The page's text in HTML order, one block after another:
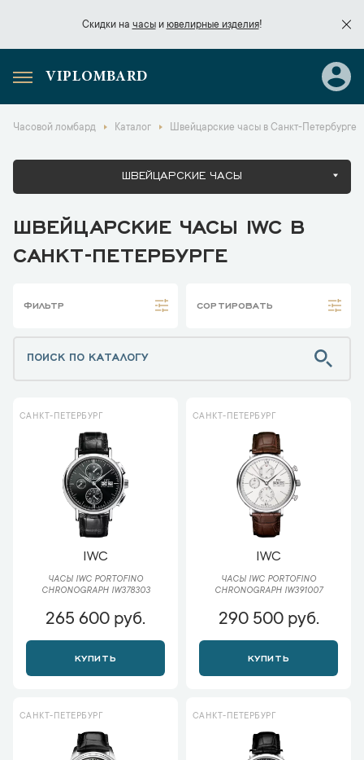
Скидки на часыи ювелирные изделия!
Скидки начасы
VIPLOMBARD
Часовой ломбард Каталог Швейцарские часы в Санкт-Петербурге
ШВЕЙЦАРСКИЕ ЧАСЫ
ШВЕЙЦАРСКИЕ ЧАСЫ IWC В
САНКТ-ПЕТЕРБУРГЕ
ФИЛЬТР СОРТИРОВАТЬ
САНКТ-ПЕТЕРБУРГ
IWC
ЧАСЫ IWC PORTOFINO
CHRONOGRAPH IW378303
265 600 руб.
КУПИТЬ
САНКТ-ПЕТЕРБУРГ
IWC
ЧАСЫ IWC PORTOFINO
CHRONOGRAPH IW391007
290 500 руб.
КУПИТЬ
САНКТ-ПЕТЕРБУРГ САНКТ-ПЕТЕРБУРГ